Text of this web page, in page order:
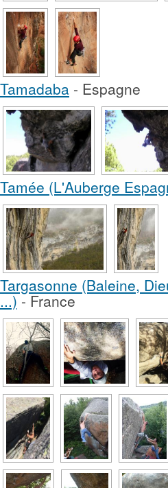
Tamadaba - Espagne
Tamée (L'Auberge
Targasonne (Baleine,
...)- France